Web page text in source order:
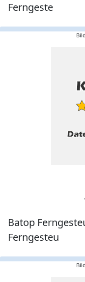
Ferngeste
Batop
Ferngesteu